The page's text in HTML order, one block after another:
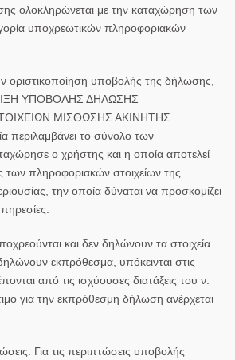
ολοκληρώνεται με την καταχώρηση των
υποχρεωτικών πληροφοριακών
οριστικοποίηση υποβολής της δήλωσης,
ΥΠΟΒΟΛΗΣ ΔΗΛΩΣΗΣ
ΜΙΣΘΩΣΗΣ ΑΚΙΝΗΤΗΣ
το σύνολο των
ο χρήστης και η οποία αποτελεί
των πληροφοριακών στοιχείων της
την οποία δύναται να προσκομίζει
και δεν δηλώνουν τα στοιχεία
εκπρόθεσμα, υπόκεινται στις
από τις ισχύουσες διατάξεις του ν.
για την εκπρόθεσμη δήλωση ανέρχεται
Για τις περιπτώσεις υποβολής